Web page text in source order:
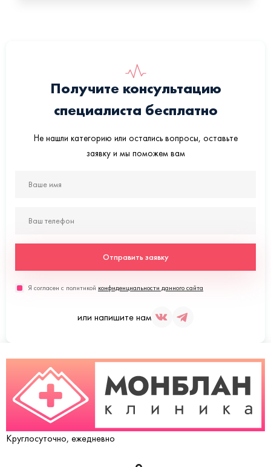
Получите консультацию
специалиста бесплатно
Не нашли категорию или остались вопросы, оставьте
заявку и мы поможем вам
Отправить заявку
Я согласен с политикой конфиденциальности данного сайта
или напишите нам
Круглосуточно, ежедневно